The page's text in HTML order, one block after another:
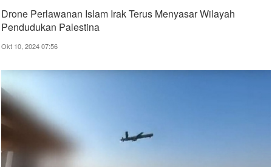
Drone Perlawanan Islam Irak Terus Menyasar Wilayah
Pendudukan Palestina
Okt 10, 2024 07:56